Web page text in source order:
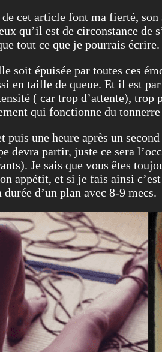
cet article font ma fierté,
qu’il est de circonstance de
tout ce que je pourrais écrire.
soit épuisée par toutes ces
en taille de queue. Et il est
( car trop d’attente),
qui fonctionne du
puis une heure après un
devra partir, juste ce sera
Je sais que vous êtes
appétit, et si je fais ainsi
d’un plan avec 8-9 mecs.